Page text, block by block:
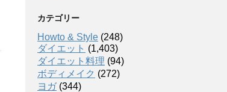
カテゴリー
Howto & Style (248)
ダイエット (1,403)
ダイエット料理 (94)
ボディメイク (272)
ヨガ(344)